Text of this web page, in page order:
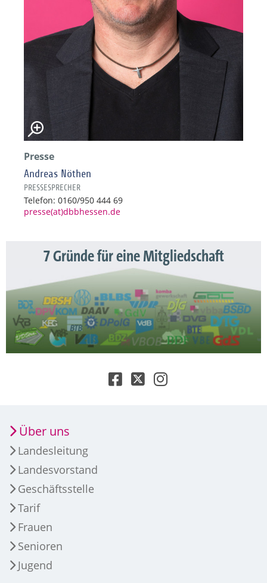
Presse
Andreas Nöthen
PRESSESPRECHER
Telefon: 0160/950 444 69
presse(at)dbbhessen.de
7 Gründe für eine Mitgliedschaft
Über uns
Landesleitung
Landesvorstand
Geschäftsstelle
Tarif
Frauen
Senioren
Jugend